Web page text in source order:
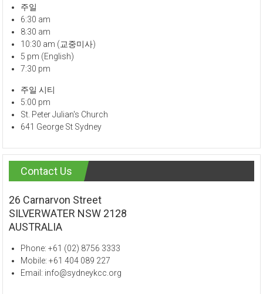
주일
6:30 am
8:30 am
10:30 am (교중미사)
5 pm (English)
7:30 pm
주일 시티
5:00 pm
St. Peter Julian's Church
641 George St Sydney
Contact Us
26 Carnarvon Street
SILVERWATER NSW 2128
AUSTRALIA
Phone: +61 (02) 8756 3333
Mobile: +61 404 089 227
Email: info@sydneykcc.org